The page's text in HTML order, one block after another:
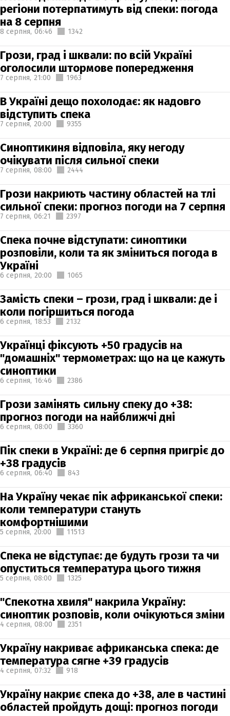
регіони потерпатимуть від спеки: погода
на 8 серпня
8 серпня, 06:46 1342
Грози, град і шквали: по всій Україні
оголосили штормове попередження
7 серпня, 21:00 1963
В Україні дещо похолодає: як надовго
відступить спека
7 серпня, 20:00 9355
Синоптикиня відповіла, яку негоду
очікувати після сильної спеки
7 серпня, 08:00 2444
Грози накриють частину областей на тлі
сильної спеки: прогноз погоди на 7 серпня
7 серпня, 06:21 2397
Спека почне відступати: синоптики
розповіли, коли та як зміниться погода в
Україні
6 серпня, 20:00 1065
Замість спеки – грози, град і шквали: де і
коли погіршиться погода
6 серпня, 18:53 2132
Українці фіксують +50 градусів на
"домашніх" термометрах: що на це кажуть
синоптики
6 серпня, 16:46 2386
Грози замінять сильну спеку до +38:
прогноз погоди на найближчі дні
6 серпня, 08:00 3360
Пік спеки в Україні: де 6 серпня пригріє до
+38 градусів
6 серпня, 06:40 843
На Україну чекає пік африканської спеки:
коли температури стануть
комфортнішими
5 серпня, 20:00 11513
Спека не відступає: де будуть грози та чи
опуститься температура цього тижня
5 серпня, 08:00 1325
"Спекотна хвиля" накрила Україну:
синоптик розповів, коли очікуються зміни
4 серпня, 08:00 2351
Україну накриває африканська спека: де
температура сягне +39 градусів
4 серпня, 07:32 918
Україну накриє спека до +38, але в частині
областей пройдуть дощі: прогноз погоди